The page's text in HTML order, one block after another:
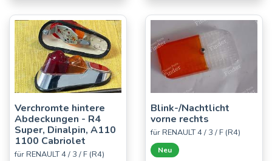
Verchromte hintere
Abdeckungen - R4
Super, Dinalpin, A110
1100 Cabriolet
für RENAULT 4 / 3 / F (R4)
Blink-/Nachtlicht
vorne rechts
für RENAULT 4 / 3 / F (R4)
Neu